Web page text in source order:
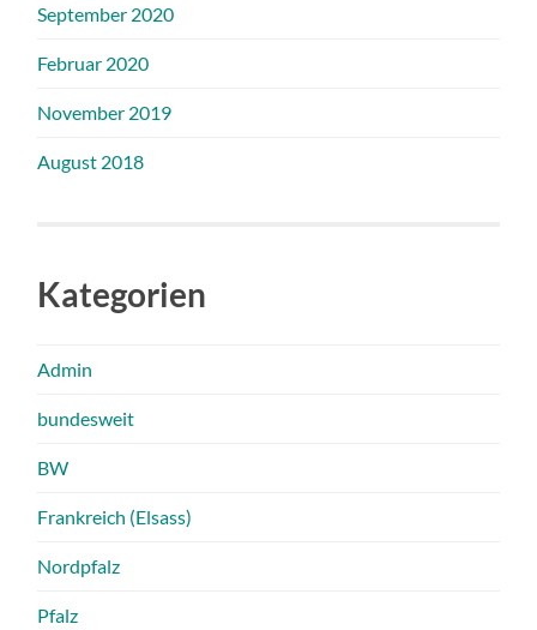
September 2020
Februar 2020
November 2019
August 2018
Kategorien
Admin
bundesweit
BW
Frankreich (Elsass)
Nordpfalz
Pfalz